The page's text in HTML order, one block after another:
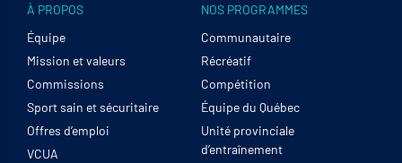
À PROPOS
Équipe
Mission et valeurs
Commissions
Sport sain et sécuritaire
Offres d’emploi
VCUA
NOS PROGRAMMES
Communautaire
Récréatif
Compétition
Équipe du Québec
Unité provinciale
d’entraînement